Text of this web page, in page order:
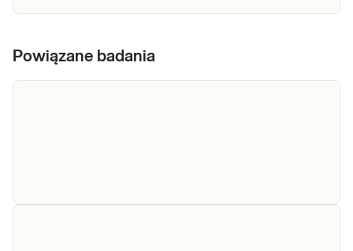
Powiązane badania